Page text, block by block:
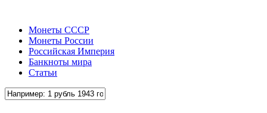
Монеты СССР
Монеты России
Российская Империя
Банкноты мира
Статьи